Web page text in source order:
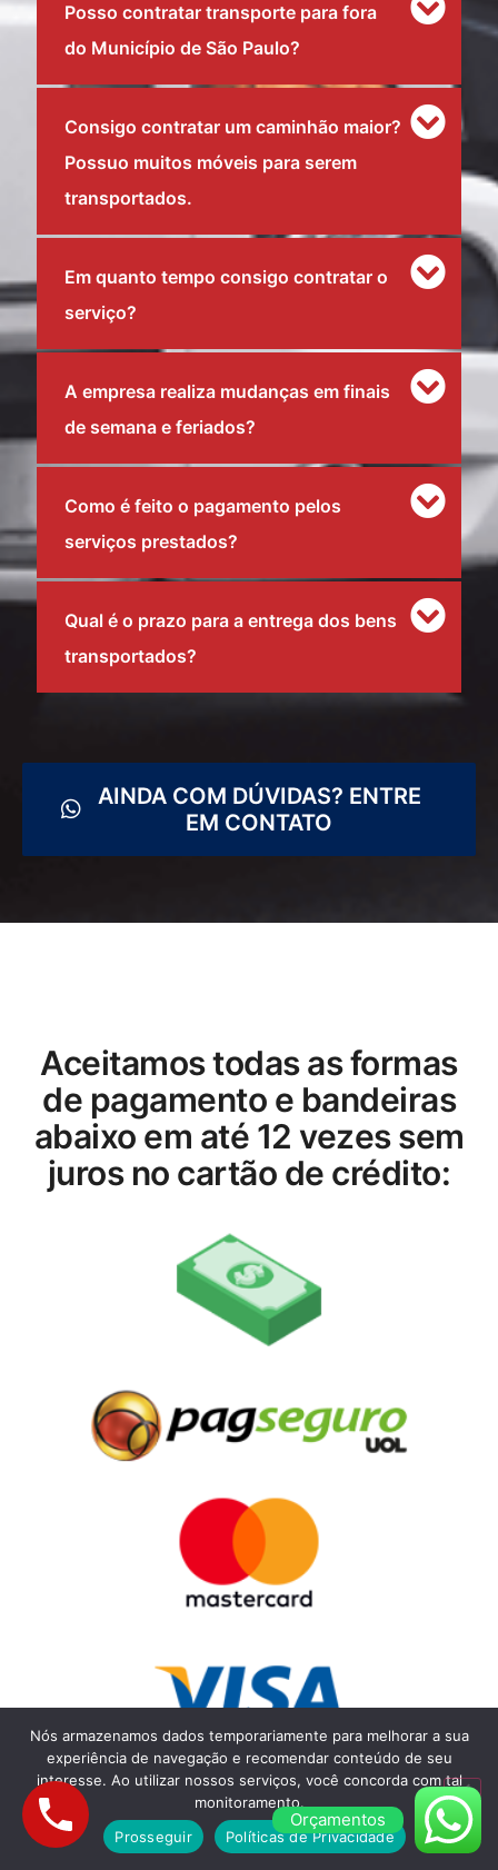
Posso contratar transporte para fora
do Município de São Paulo?
Consigo contratar um caminhão maior?
Possuo muitos móveis para serem
transportados.
Em quanto tempo consigo contratar o
serviço?
A empresa realiza mudanças em finais
de semana e feriados?
Como é feito o pagamento pelos
serviços prestados?
Qual é o prazo para a entrega dos bens
transportados?
AINDA COM DÚVIDAS? ENTRE
EM CONTATO
Aceitamos todas as formas
de pagamento e bandeiras
abaixo em até 12 vezes sem
juros no cartão de crédito:
Orçamentos
Nós armazenamos dados temporariamente para melhorar a sua
experiência de navegação e recomendar conteúdo de seu
interesse. Ao utilizar nossos serviços, você concorda com tal
monitoramento.
Prosseguir
Políticas de Privacidade